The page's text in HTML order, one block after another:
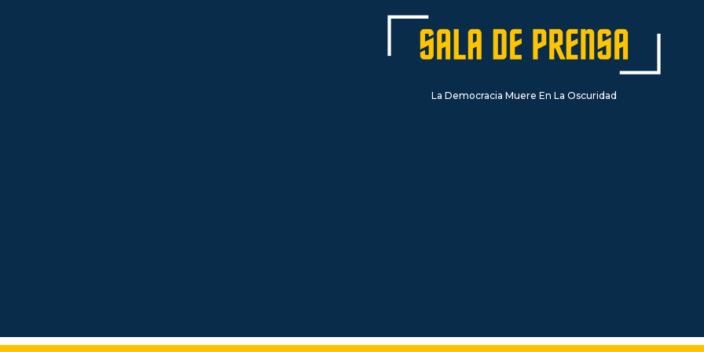
La Democracia Muere En La Oscuridad